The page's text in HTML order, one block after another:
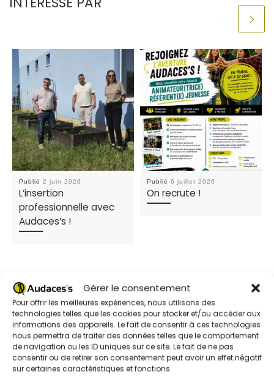
Gérer le consentement
Pour offrir les meilleures expériences, nous utilisons des
technologies telles que les cookies pour stocker et/ou accéder aux
informations des appareils. Le fait de consentir à ces technologies
nous permettra de traiter des données telles que le comportement
de navigation ou les ID uniques sur ce site. Le fait de ne pas
consentir ou de retirer son consentement peut avoir un effet négatif
sur certaines caractéristiques et fonctions.
Publié2 juin 2026
L’insertion
professionnelle avec
Audaces’s !
Publié6 juillet 2026
On recrute !
Parcourir les articles
Article précédent
CROC’VACANCES 6-12 ANS – ÉTÉ 2026